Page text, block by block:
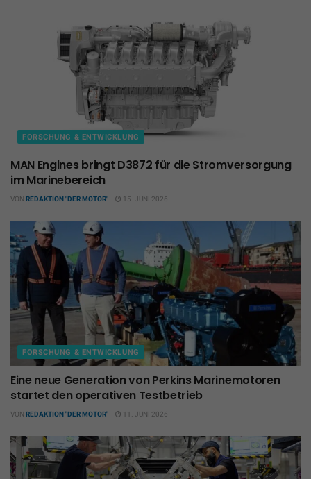
FORSCHUNG & ENTWICKLUNG
MAN Engines bringt D3872 für die Stromversorgung
im Marinebereich
VON REDAKTION "DER MOTOR" 15. JUNI 2026
FORSCHUNG & ENTWICKLUNG
Eine neue Generation von Perkins Marinemotoren
startet den operativen Testbetrieb
VON REDAKTION "DER MOTOR" 11. JUNI 2026